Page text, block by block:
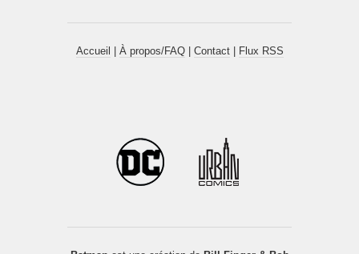
Accueil À propos/FAQ| Contact| Flux RSS